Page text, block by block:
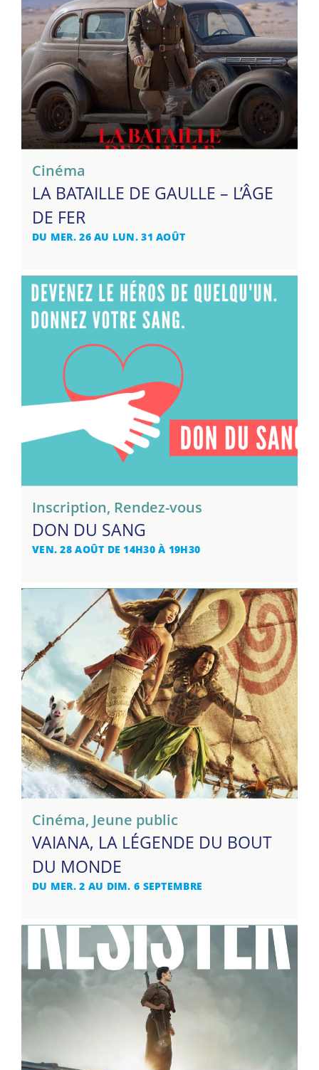
Cinéma
LA BATAILLE DE GAULLE – L’ÂGE
DE FER
DU MER. 26 AU LUN. 31 AOÛT
Inscription, Rendez-vous
DON DU SANG
VEN. 28 AOÛT DE 14H30 À 19H30
Cinéma, Jeune public
VAIANA, LA LÉGENDE DU BOUT
DU MONDE
DU MER. 2 AU DIM. 6 SEPTEMBRE